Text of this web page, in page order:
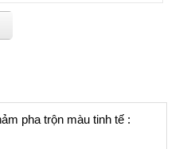
pha trộn màu tinh tế :